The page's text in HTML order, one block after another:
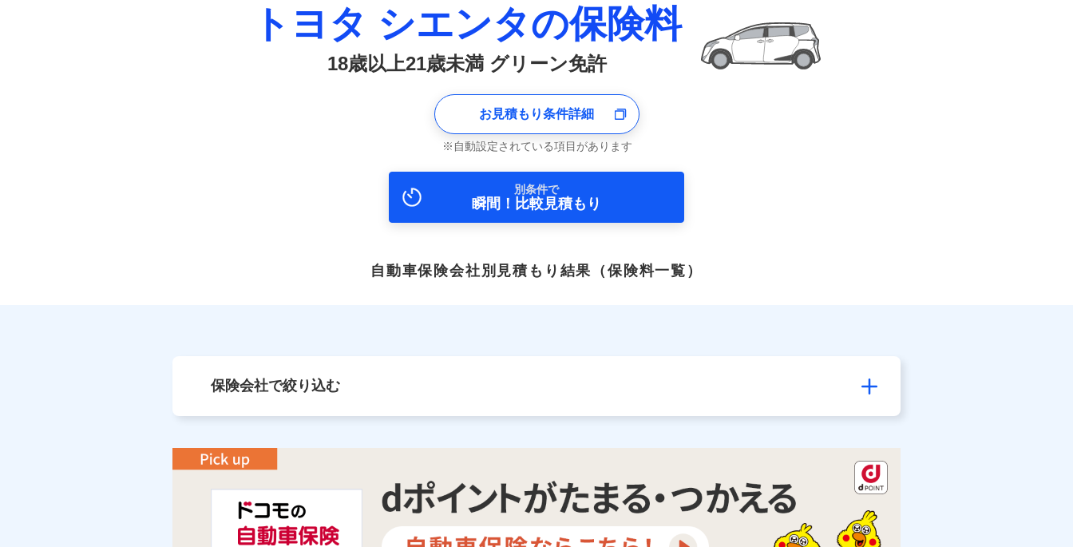
トヨタ シエンタの保険料
18歳以上21歳未満 グリーン免許
お見積もり条件詳細
自動設定されている項目があります
別条件で
瞬間！比較見積もり
自動車保険会社別見積もり結果 （保険料一覧）
保険会社で絞り込む